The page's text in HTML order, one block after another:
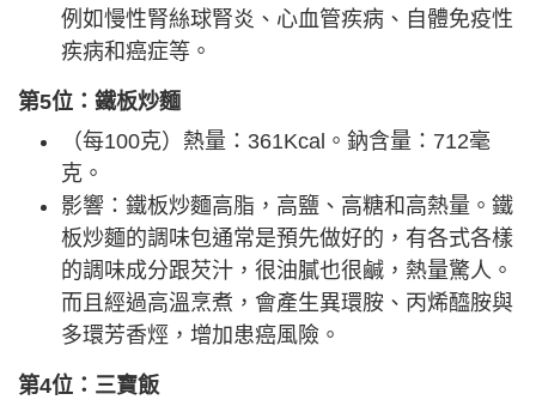
例如慢性腎絲球腎炎、心血管疾病、自體免疫性
疾病和癌症等。
第5位：鐵板炒麵
（每100克）熱量：361Kcal。鈉含量：712毫
克。
影響：鐵板炒麵高脂，高鹽、高糖和高熱量。鐵
板炒麵的調味包通常是預先做好的，有各式各樣
的調味成分跟芡汁，很油膩也很鹹，熱量驚人。
而且經過高溫烹煮，會產生異環胺、丙烯醯胺與
多環芳香烴，增加患癌風險。
第4位：三寶飯